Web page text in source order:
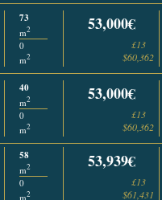
73
m2
0
m2
53,000€
£13
$60,362
40
m2
0
m2
53,000€
£13
$60,362
58
m2
0
m2
53,939€
£13
$61,431